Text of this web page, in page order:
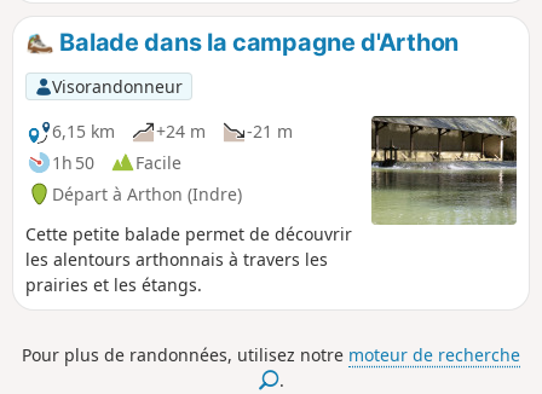
Balade dans la campagne d'Arthon
Visorandonneur
6,15 km
+24 m
-21 m
1h 50
Facile
Départ à Arthon (Indre)
Cette petite balade permet de découvrir
les alentours arthonnais à travers les
prairies et les étangs.
Pour plus de randonnées, utilisez notre moteur de recherche
.